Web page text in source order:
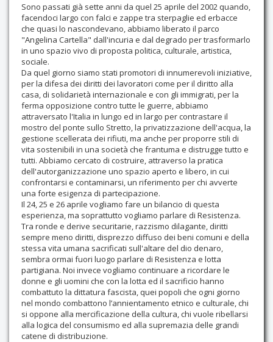
Sono passati già sette anni da quel 25 aprile del 2002 quando,
facendoci largo con falci e zappe tra sterpaglie ed erbacce
che quasi lo nascondevano, abbiamo liberato il parco
"Angelina Cartella" dall'incuria e dal degrado per trasformarlo
in uno spazio vivo di proposta politica, culturale, artistica,
sociale.
Da quel giorno siamo stati promotori di innumerevoli iniziative,
per la difesa dei diritti dei lavoratori come per il diritto alla
casa, di solidarietà internazionale e con gli immigrati, per la
ferma opposizione contro tutte le guerre, abbiamo
attraversato l'Italia in lungo ed in largo per contrastare il
mostro del ponte sullo Stretto, la privatizzazione dell'acqua, la
gestione scellerata dei rifiuti, ma anche per proporre stili di
vita sostenibili in una società che frantuma e distrugge tutto e
tutti. Abbiamo cercato di costruire, attraverso la pratica
dell'autorganizzazione uno spazio aperto e libero, in cui
confrontarsi e contaminarsi, un riferimento per chi avverte
una forte esigenza di partecipazione.
Il 24, 25 e 26 aprile vogliamo fare un bilancio di questa
esperienza, ma soprattutto vogliamo parlare di Resistenza.
Tra ronde e derive securitarie, razzismo dilagante, diritti
sempre meno diritti, disprezzo diffuso dei beni comuni e della
stessa vita umana sacrificati sull'altare del dio denaro,
sembra ormai fuori luogo parlare di Resistenza e lotta
partigiana. Noi invece vogliamo continuare a ricordare le
donne e gli uomini che con la lotta ed il sacrificio hanno
combattuto la dittatura fascista, quei popoli che ogni giorno
nel mondo combattono l’annientamento etnico e culturale, chi
si oppone alla mercificazione della cultura, chi vuole ribellarsi
alla logica del consumismo ed alla supremazia delle grandi
catene di distribuzione.